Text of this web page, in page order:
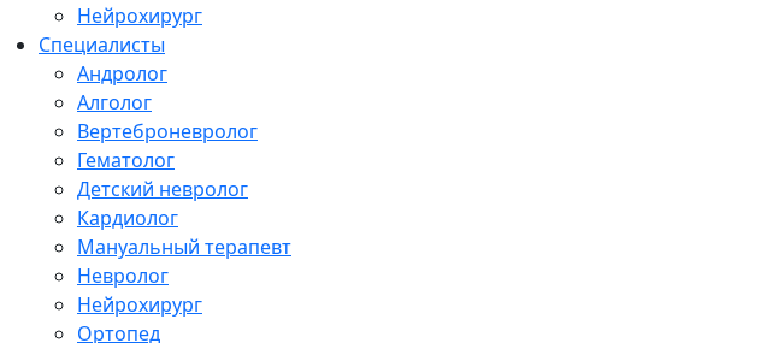
Нейрохирург
Специалисты
Андролог
Алголог
Вертеброневролог
Гематолог
Детский невролог
Кардиолог
Мануальный терапевт
Невролог
Нейрохирург
Ортопед